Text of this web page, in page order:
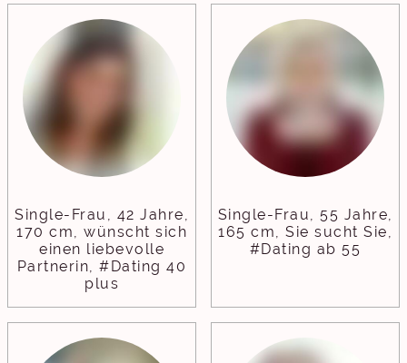
Single-Frau, 42 Jahre,
170 cm, wünscht sich
einen liebevolle
Partnerin, #Dating 40
plus
Single-Frau, 55 Jahre,
165 cm, Sie sucht Sie,
#Dating ab 55